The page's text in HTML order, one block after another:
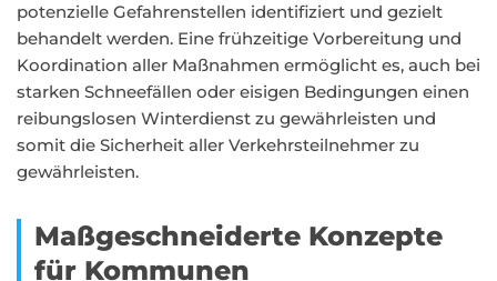
potenzielle Gefahrenstellen identifiziert und gezielt
behandelt werden. Eine frühzeitige Vorbereitung und
Koordination aller Maßnahmen ermöglicht es, auch bei
starken Schneefällen oder eisigen Bedingungen einen
reibungslosen Winterdienst zu gewährleisten und
somit die Sicherheit aller Verkehrsteilnehmer zu
gewährleisten.
Maßgeschneiderte Konzepte
für Kommunen